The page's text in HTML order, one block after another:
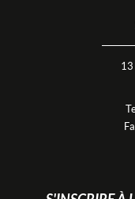
13